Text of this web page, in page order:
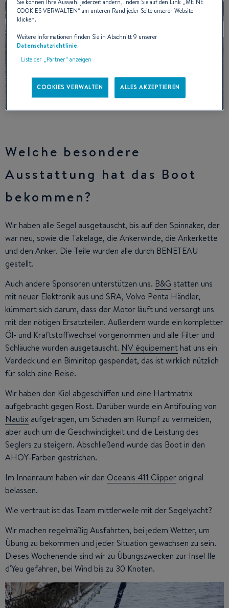
Welche besondere
Ausstattung hat das Boot
bekommen?
Wir haben alle Segel ausgetauscht, bis auf den Spinnaker, der
war neu, sowie die Takelage, die Ankerwinde, die Ankerkette
und den Anker. Die Teile wurden alle durch BENETEAU
gestellt.
Auch andere Sponsoren unterstützen uns. B&G statten uns
mit neuer Elektronik aus und SRA, Volvo Penta Händler,
kümmert sich darum, dass der Motor läuft und versorgt uns
mit den nötigen Ersatzteilen. Außerdem wurde ein kompletter
Öl- und Kraftstoffwechsel vorgenommen und alle Filter und
Schläuche wurden ausgetauscht. NV équipement hat uns ein
Verdeck und ein Biminitop gespendet, das ist wirklich nützlich
für solch eine Reise.
Wir haben den Kiel abgeschliffen und eine Hartmatrix
aufgebracht gegen Rost. Darüber wurde ein Antifouling von
Nautix aufgetragen, um Schäden am Rumpf zu vermeiden,
aber auch um die Geschwindigkeit und die Leistung des
Seglers zu steigern. Abschließend wurde das Boot in den
AHOY-Farben gestrichen.
Im Innenraum haben wir den Oceanis 411 Clipper original
belassen.
Wie vertraut ist das Team mittlerweile mit der Segelyacht?
Wir machen regelmäßig Ausfahrten, bei jedem Wetter, um
Übung zu bekommen und jeder Situation gewachsen zu sein.
Dieses Wochenende sind wir zu Übungszwecken zur Insel Ile
d'Yeu gefahren, bei Wind bis zu 30 Knoten.
Sie können Ihre Auswahl jederzeit ändern, indem Sie auf den Link „MEINE
COOKIES VERWALTEN“ am unteren Rand jeder Seite unserer Website
klicken.
Weitere Informationen finden Sie in Abschnitt 9 unserer
Datenschutzrichtlinie.
Liste der „Partner“ anzeigen
COOKIES VERWALTEN ALLES AKZEPTIEREN